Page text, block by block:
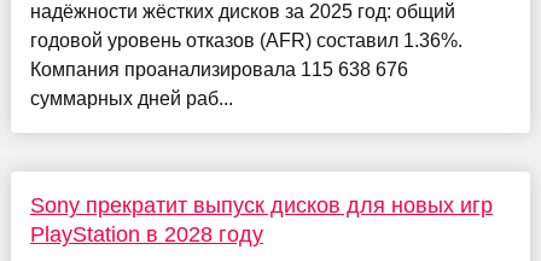
надёжности жёстких дисков за 2025 год: общий
годовой уровень отказов (AFR) составил 1.36%.
Компания проанализировала 115 638 676
суммарных дней раб...
Sony прекратит выпуск дисков для новых игр
PlayStation в 2028 году